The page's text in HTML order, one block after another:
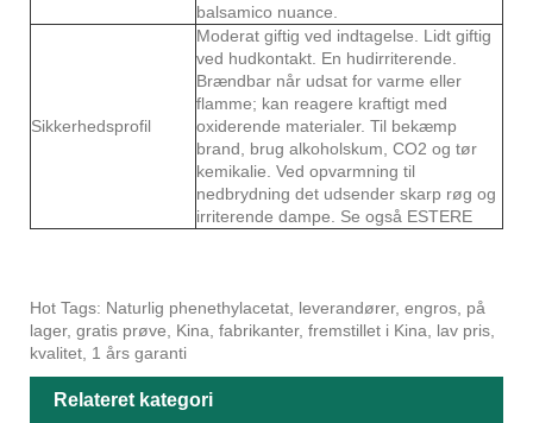
balsamico nuance.
Sikkerhedsprofil
Moderat giftig ved indtagelse. Lidt giftig
ved hudkontakt. En hudirriterende.
Brændbar når udsat for varme eller
flamme; kan reagere kraftigt med
oxiderende materialer. Til bekæmp
brand, brug alkoholskum, CO2 og tør
kemikalie. Ved opvarmning til
nedbrydning det udsender skarp røg og
irriterende dampe. Se også ESTERE
Hot Tags: Naturlig phenethylacetat, leverandører, engros, på
lager, gratis prøve, Kina, fabrikanter, fremstillet i Kina, lav pris,
kvalitet, 1 års garanti
Relateret kategori